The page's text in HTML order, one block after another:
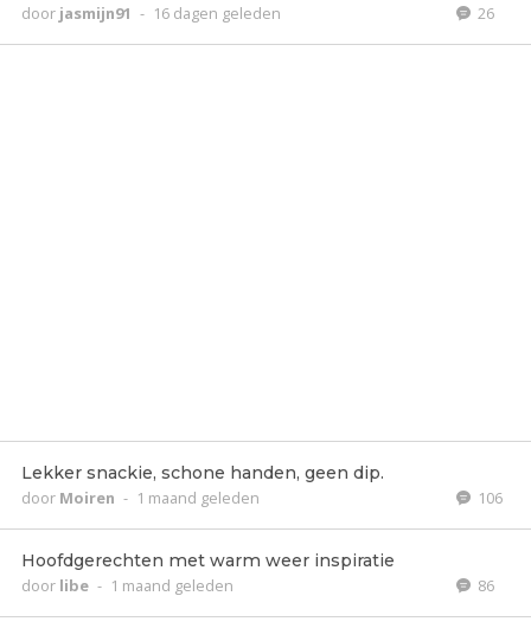
door jasmijn91 - 16 dagen geleden 26
Lekker snackie, schone handen, geen dip.
door Moiren - 1 maand geleden 106
Hoofdgerechten met warm weer inspiratie
door libe - 1 maand geleden 86